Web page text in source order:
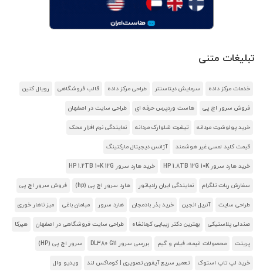
تبلیغات متنی
خدمات مرکز داده سرمایش دیتاسنتر طراحی مرکز داده قالب فروشگاهی رویال کنین
فروش سرور اچ پی هاست وردپرس حرفه ای طراحی سایت در اصفهان
خرید پولوشرت مردانه تیشرت شلوارک مردانه نمایندگی نرم افزار محک
قیمت کلید لمسی غیر هوشمند آژانس دیجیتال مارکتینگ
خرید هارد سرور HP 1.8TB 12G 10K خرید هارد سرور HP 1.2TB 10K 12G
سفارش ربات تلگرام نمایندگی ایران رادیاتور هارد سرور اچ پی (hp) فروش سرور اچ پی
طراحی سایت آنریل انجین خرید بذر بادمجان هارد سرور مبلمان باغی میز ناهار خوری
صندلی پلاستیکی بهترین دکتر زیبایی کرمانشاه طراحی سایت فروشگاهی در اصفهان هیرکا
پرینت محصولات انیمه، فیلم و گیم بررسی سرور DL380 G11 سرور اچ پی (HP)
خرید لپ تاپ استوک تعمیر سریع آیفون تصویری | کوماکس لند ویدیو وال